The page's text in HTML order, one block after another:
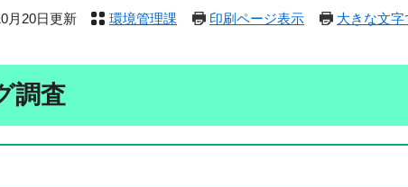
月20日更新 環境管理課 印刷ページ表示 大きな文
調査